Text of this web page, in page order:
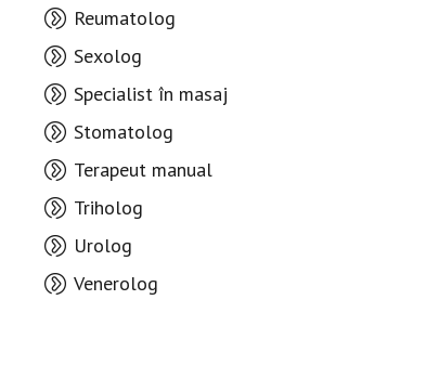
Reumatolog
Sexolog
Specialist în masaj
Stomatolog
Terapeut manual
Triholog
Urolog
Venerolog